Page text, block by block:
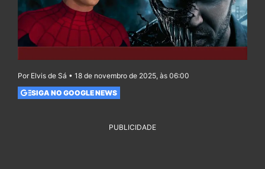
Por Elvis de Sá • 18 de novembro de 2025, às 06:00
SIGA NO GOOGLE NEWS
PUBLICIDADE